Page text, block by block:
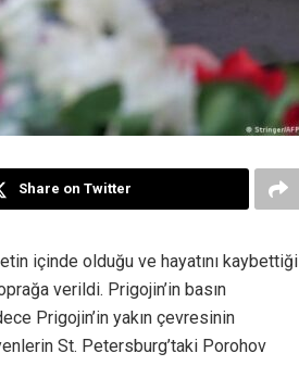
Share on Twitter
içinde olduğu ve hayatını kaybettiği
verildi. Prigojin’in basın
Prigojin’in yakın çevresinin
St. Petersburg’taki Porohov